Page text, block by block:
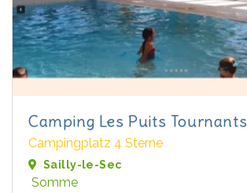
Camping Les Puits Tournants
Campingplatz 4 Sterne
Sailly-le-Sec
Somme